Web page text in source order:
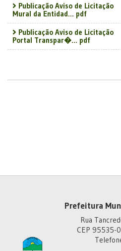
Publicação Aviso de Licitação
Mural da Entidad... pdf
Publicação Aviso de Licitação
Portal Transpar�... pdf
Prefeitura
Rua
CEP 95535-